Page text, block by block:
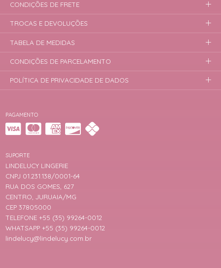
PAGAMENTO
SUPORTE
LINDELUCY LINGERIE
CNPJ 01.231.138/0001-64
RUA DOS GOMES, 627
CENTRO, JURUAIA/MG
CEP 37805000
TELEFONE +55 (35) 99264-0012
WHATSAPP +55 (35) 99264-0012
lindelucy@lindelucy.com.br
CONDIÇÕES DE FRETE
TROCAS E DEVOLUÇÕES
TABELA DE MEDIDAS
CONDIÇÕES DE PARCELAMENTO
POLÍTICA DE PRIVACIDADE DE DADOS